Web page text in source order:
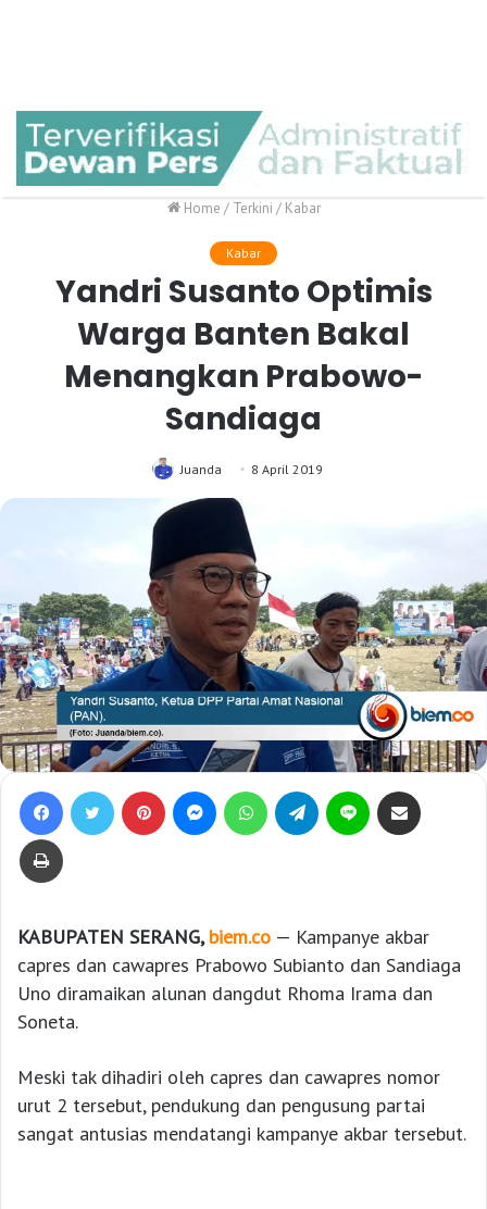
Home / Terkini / Kabar
Kabar
Yandri Susanto Optimis
Warga Banten Bakal
Menangkan Prabowo-
Sandiaga
Juanda 8 April 2019
KABUPATEN SERANG, biem.co — Kampanye akbar
capres dan cawapres Prabowo Subianto dan Sandiaga
Uno diramaikan alunan dangdut Rhoma Irama dan
Soneta.
Meski tak dihadiri oleh capres dan cawapres nomor
urut 2 tersebut, pendukung dan pengusung partai
sangat antusias mendatangi kampanye akbar tersebut.